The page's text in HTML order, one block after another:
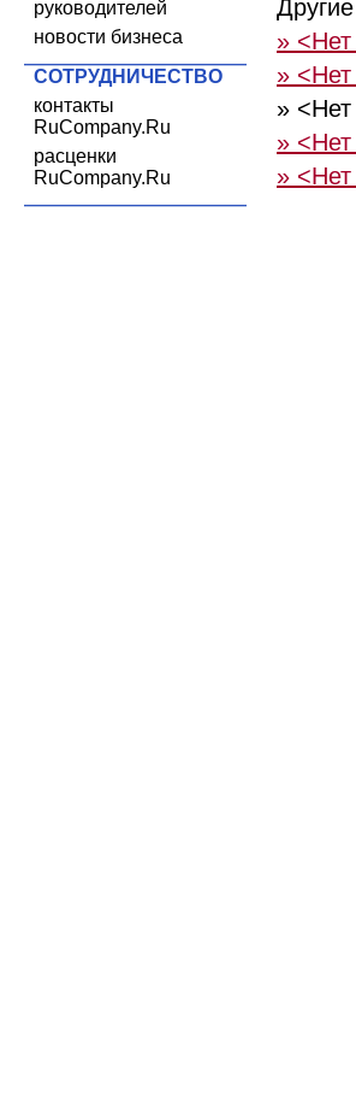
руководителей
новости бизнеса
СОТРУДНИЧЕСТВО
контакты
RuCompany.Ru
расценки
RuCompany.Ru
»
»
»
»
»